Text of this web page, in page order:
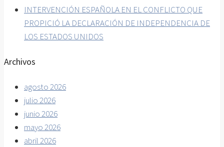
INTERVENCIÓN ESPAÑOLA EN EL CONFLICTO QUE
PROPICIÓ LA DECLARACIÓN DE INDEPENDENCIA DE
LOS ESTADOS UNIDOS
Archivos
agosto 2026
julio 2026
junio 2026
mayo 2026
abril 2026